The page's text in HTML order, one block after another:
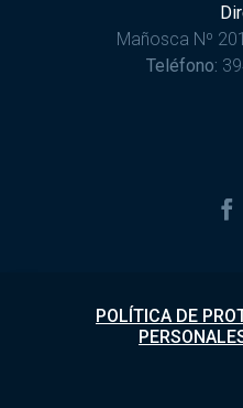
Mañosca Nº
Teléfono:
POLÍTICA DE